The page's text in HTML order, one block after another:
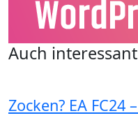
Auch
Zocken? EA FC24 –